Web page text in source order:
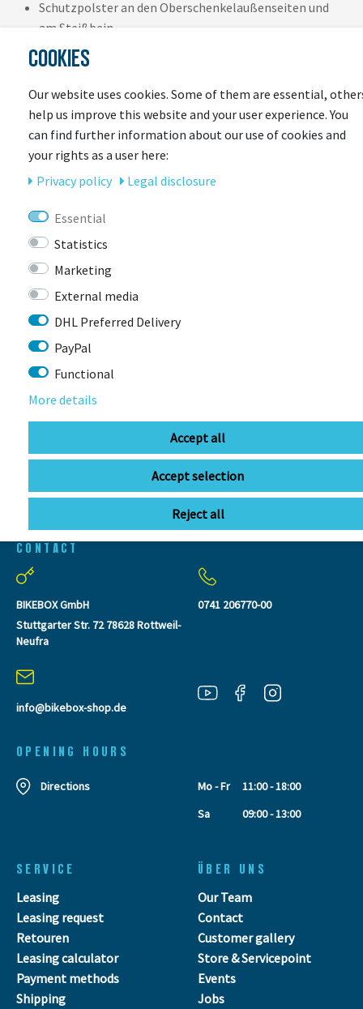
Schutzpolster an den Oberschenkelaußenseiten und
am Steißbein
Elastisches und schnelltrocknendes S.LEISURE™-
Material (20 % energiesparender hergestellt als
vergleichbare Elastan-Stoffe).
S.Café®-Technologie auf Kaffeesatzbasis neutralisiert
unangenehme Gerüche.
Bequeme Passform mit flachen Nähten und einem
Maschinenwaschbar
CONTACT
BIKEBOX GmbH
Stuttgarter Str. 72 78628 Rottweil-
Neufra
info@bikebox-shop.de
0741 206770-00
OPENING HOURS
Directions Mo - Fr
11:00 - 18:00
Sa
09:00 - 13:00
SERVICE
Leasing
Leasing request
Retouren
Leasing calculator
Payment methods
Shipping
ÜBER UNS
Our Team
Contact
Customer gallery
Store & Servicepoint
Events
Jobs
COOKIES
Our website uses cookies. Some of them are essential,
help us improve this website and your user experience. You
can find further information about our use of cookies and
your rights as a user here:
Privacy policy
Legal disclosure
Essential
Statistics
Marketing
External media
DHL Preferred Delivery
PayPal
Functional
More details
Accept all
Accept selection
Reject all